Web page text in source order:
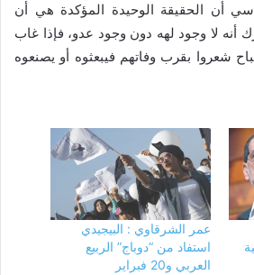
أن الحقيقة الوحيدة المؤكدة هي أن
أنه لا وجود لهه دون وجود عدو، فإذا غاب
شعروا بقرب وفاتهم فيبعثوه أو يصنعوه
عمر الشرقاوي : البيجيدي
استفاد من “دوباج” الربيع
العربي و20 فبراير